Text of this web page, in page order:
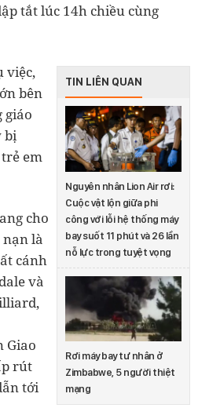
tắt lúc 14h chiều cùng
TIN LIÊN QUAN
Nguyên nhân Lion Air rơi:
Cuộc vật lộn giữa phi
công với lỗi hệ thống máy
bay suốt 11 phút và 26 lần
nỗ lực trong tuyệt vọng
Rơi máy bay tư nhân ở
Zimbabwe, 5 người thiệt
mạng
việc,
bên
giáo
bị
em
cho
nạn là
cánh
và
Giao
rút
tới